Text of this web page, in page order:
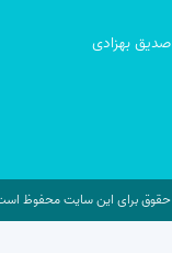
صدیق بهزادی